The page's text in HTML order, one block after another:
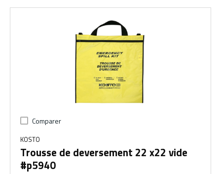
Comparer
KOSTO
Trousse de deversement 22 x22 vide
#p5940